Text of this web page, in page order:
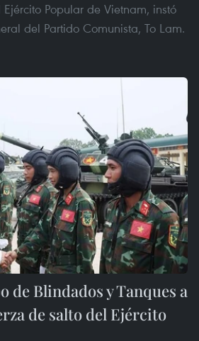
Popular de Vietnam, instó
del Partido Comunista, To Lam.
de Blindados y Tanques a
de salto del Ejército